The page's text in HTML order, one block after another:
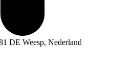
DE Weesp, Nederland